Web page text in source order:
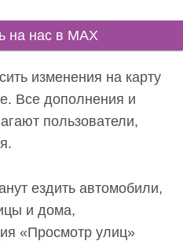
на нас в MAX
изменения на карту
Все дополнения и
пользователи,
ездить автомобили,
и дома,
«Просмотр улиц»